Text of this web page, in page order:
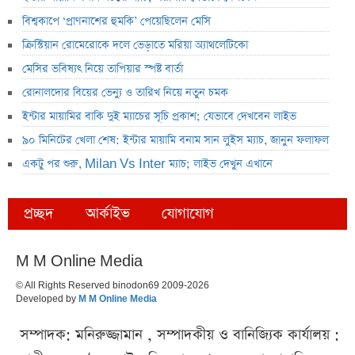
বিশ্বকাপে ‘প্রাণনাশের হুমকি’ পেয়েছিলেন মেসি
ক্রিস্টিয়ান রোমেরোকে দলে ভেড়াতে মরিয়া অ্যাথলেটিকো
মেসির ভবিষ্যৎ নিয়ে তাপিয়ার স্পষ্ট বার্তা
রোনালদোর বিয়ের ভেন্যু ও তারিখ নিয়ে নতুন চমক
ইন্টার মায়ামির বাকি দুই ম্যাচের সূচি প্রকাশ; যেভাবে দেখবেন লাইভ
৯০ মিনিটের খেলা শেষ: ইন্টার মায়ামি বনাম সান লুইস ম্যাচ, জানুন ফলাফল
একটু পর শুরু, Milan Vs Inter ম্যাচ; লাইভ দেখুন এখানে
প্রচ্ছদ আর্কাইভ যোগাযোগ
M M Online Media
© All Rights Reserved binodon69 2009-2026
Developed by M M Online Media
সম্পাদক: মনিরুজ্জামান , সম্পাদকীয় ও বানিজ্যিক কার্যালয় :